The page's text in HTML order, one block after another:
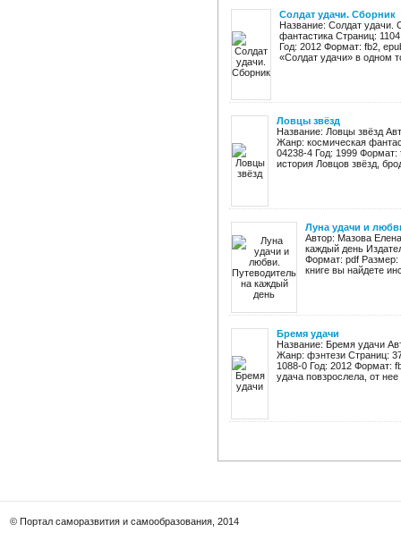
Солдат удачи. Сборник
Название: Солдат удачи.
фантастика Страниц:
Год: 2012 Формат: fb2,
«Солдат удачи» в одном
Ловцы звёзд
Название: Ловцы звёзд
Жанр: космическая
04238-4 Год: 1999
история Ловцов звёзд,
Луна удачи и
Автор: Мазова
каждый день
Формат: pdf Размер:
книге вы найдете
Бремя удачи
Название: Бремя удачи
Жанр: фэнтези Страниц:
1088-0 Год: 2012 Формат:
удача повзрослела, от нее
© Портал саморазвития и самообразования, 2014